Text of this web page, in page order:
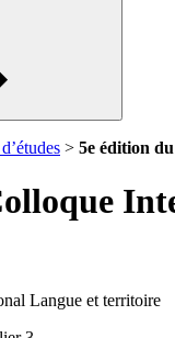
> 5e édition
Langue et territoire